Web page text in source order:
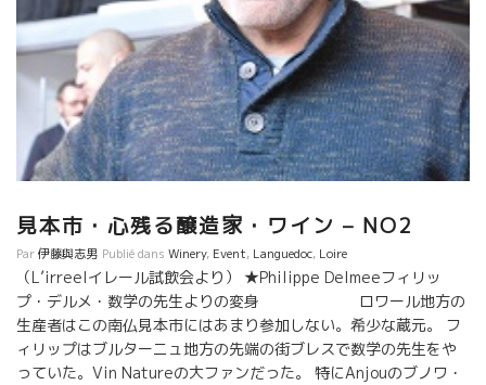
見本市・心残る醸造家・ワイン – NO2
Par伊藤與志男 Publié dans Winery, Event, Languedoc, Loire
（L’irreelイレール試飲会より） ★Philippe Delmeeフィリッ
プ・デルメ・数学の先生よりの変身 ロワール地方の
生産者はこの南仏見本市にはあまり参加しない。希少な蔵元。 フ
ィリップはブルターニュ地方の先端の街ブレスで数学の先生をや
っていた。Vin Natureの大ファンだった。 特にAnjouのブノワ・